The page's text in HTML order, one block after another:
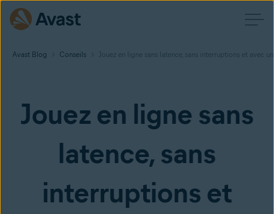
Avast Blog Conseils Jouez en ligne sans latence, sans interruptions et avec
Jouez en ligne sans
latence, sans
interruptions et